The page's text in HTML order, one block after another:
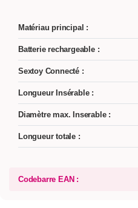
Matériau principal :
Batterie rechargeable :
Sextoy Connecté :
Longueur Insérable :
Diamètre max. Inserable :
Longueur totale :
Codebarre EAN :